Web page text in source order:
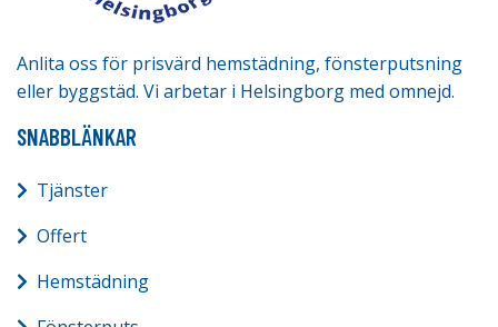
Anlita oss för prisvärd hemstädning, fönsterputsning
eller byggstäd. Vi arbetar i Helsingborg med omnejd.
SNABBLÄNKAR
Tjänster
Offert
Hemstädning